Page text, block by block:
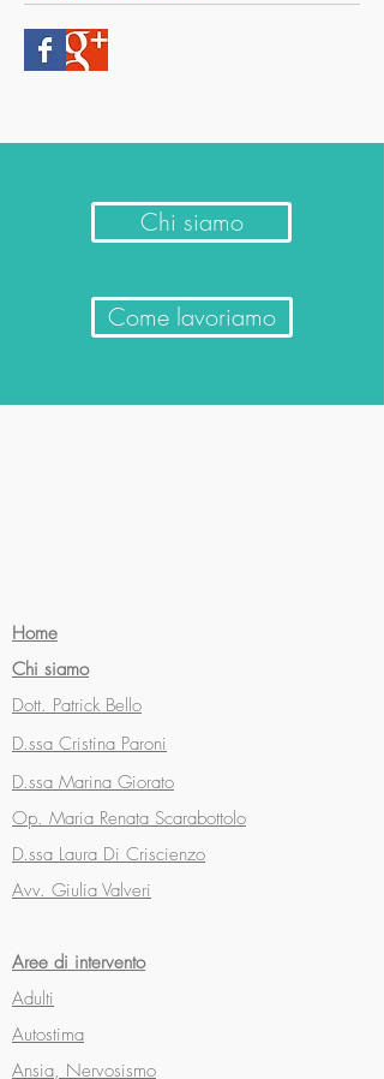
Chi siamo
Come lavoriamo
Home
Chi siamo
Dott. Patrick Bello
D.ssa Cristina Paroni
D.ssa Marina Giorato
Op. Maria Renata Scarabottolo
D.ssa Laura Di Criscienzo
Avv. Giulia Valveri
Aree di intervento
Adulti
Autostima
Ansia, Nervosismo